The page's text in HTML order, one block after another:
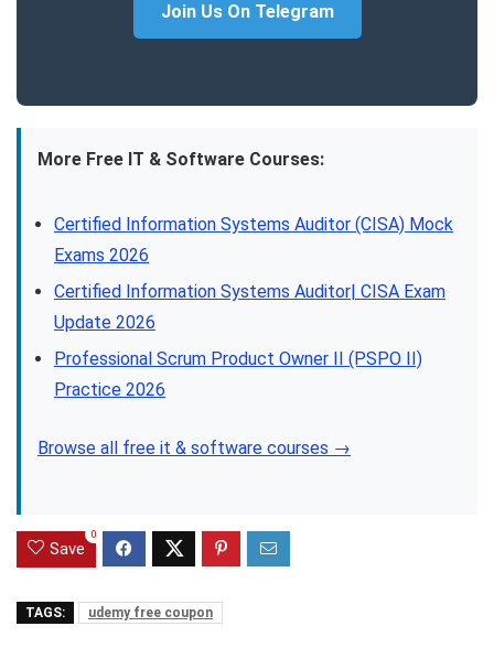
Join Us On Telegram
More Free IT & Software Courses:
Certified Information Systems Auditor (CISA) Mock
Exams 2026
Certified Information Systems Auditor| CISA Exam
Update 2026
Professional Scrum Product Owner II (PSPO II)
Practice 2026
Browse all free it & software courses →
Save
0
TAGS: udemy free coupon